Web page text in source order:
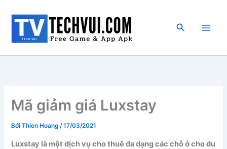
dung
Tìm
Mã giảm giá Luxstay
BởiThien Hoang/17/03/2021
Luxstay là một dịch vụ cho thuê đa dạng các chỗ ở cho du